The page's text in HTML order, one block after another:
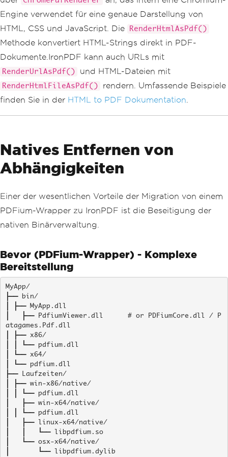
Engine verwendet für eine genaue Darstellung von
HTML, CSS und JavaScript. Die
RenderHtmlAsPdf()
Methode konvertiert HTML-Strings direkt in PDF-
Dokumente.IronPDF kann auch URLs mit
RenderUrlAsPdf() und HTML-Dateien mit
RenderHtmlFileAsPdf()
rendern. Umfassende Beispiele
finden Sie in der HTML to PDF Dokumentation
Natives Entfernen von
Abhängigkeiten
Einer der wesentlichen Vorteile der Migration von einem
PDFium-Wrapper zu IronPDF ist die Beseitigung der
nativen Binärverwaltung.
Bevor (PDFium-Wrapper) - Komplexe
Bereitstellung
MyApp/
├── bin/
│ ├── MyApp.dll
│   ├── PdfiumViewer.dll      # or PDFiumCore.dll / P
atagames.Pdf.dll
│ ├── x86/
│ │ └── pdfium.dll
│ └── x64/
│ └── pdfium.dll
├── Laufzeiten/
│ ├── win-x86/native/
│ │ └── pdfium.dll
│   ├── win-x64/native/
│ │ └── pdfium.dll
│   ├── linux-x64/native/
│   │   └── libpdfium.so
│   └── osx-x64/native/
│       └── libpdfium.dylib